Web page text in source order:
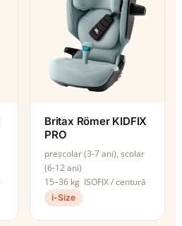
Britax Römer KIDFIX
PRO
preșcolar (3-7 ani), școlar
(6-12 ani)
15–36 kg ISOFIX / centură
i-Size